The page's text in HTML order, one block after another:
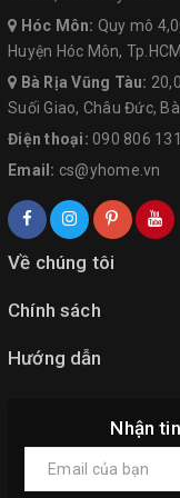
Hóc Môn: Quy mô
Huyện Hóc Môn, Tp.HCM.
Bà Rịa Vũng Tàu:
Suối Giao, Châu Đức,
Điện thoại: 090 806
Email: cs@yhome.vn
Về chúng tôi
Chính sách
Hướng dẫn
Nhận